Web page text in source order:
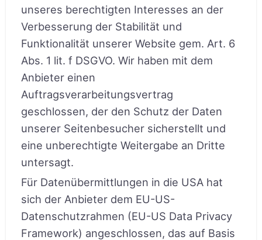
unseres berechtigten Interesses an der
Verbesserung der Stabilität und
Funktionalität unserer Website gem. Art. 6
Abs. 1 lit. f DSGVO. Wir haben mit dem
Anbieter einen
Auftragsverarbeitungsvertrag
geschlossen, der den Schutz der Daten
unserer Seitenbesucher sicherstellt und
eine unberechtigte Weitergabe an Dritte
untersagt.
Für Datenübermittlungen in die USA hat
sich der Anbieter dem EU-US-
Datenschutzrahmen (EU-US Data Privacy
Framework) angeschlossen, das auf Basis